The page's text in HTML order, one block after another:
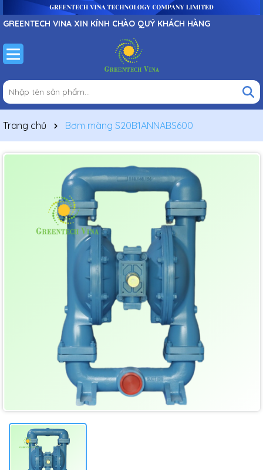
GREENTECH VINA XIN KÍNH CHÀO QUÝ KHÁCH HÀNG
Trang chủ Bơm màng S20B1ANNABS600